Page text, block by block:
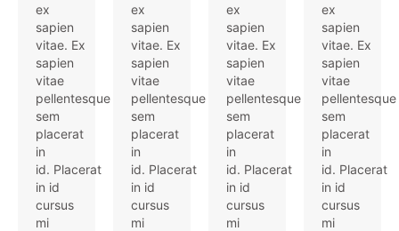
ex
sapien
vitae. Ex
sapien
vitae
pellentesque
sem
placerat
in
id. Placerat
in id
cursus
mi
ex
sapien
vitae. Ex
sapien
vitae
pellentesque
sem
placerat
in
id. Placerat
in id
cursus
mi
ex
sapien
vitae. Ex
sapien
vitae
pellentesque
sem
placerat
in
id. Placerat
in id
cursus
mi
ex
sapien
vitae. Ex
sapien
vitae
pellentesque
sem
placerat
in
id. Placerat
in id
cursus
mi